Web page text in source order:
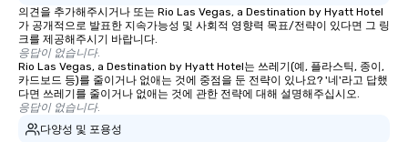
selected dishes are
from Day to Night
group experience,
의견을 추가해주시거나 또는 Rio Las Vegas, a Destination by Hyatt Hotel
가 공개적으로 발표한 지속가능성 및 사회적 영향력 목표/전략이 있다면 그 링
크를 제공해주시기 바랍니다.
응답이 없습니다.
Rio Las Vegas, a Destination by Hyatt Hotel는 쓰레기(예, 플라스틱, 종이,
카드보드 등)를 줄이거나 없애는 것에 중점을 둔 전략이 있나요? '네'라고 답했
다면 쓰레기를 줄이거나 없애는 것에 관한 전략에 대해 설명해주십시오.
응답이 없습니다.
다양성 및 포용성